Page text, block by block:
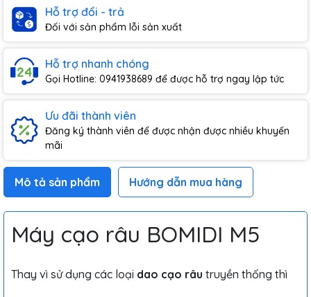
Hỗ trợ đổi - trả
Đối với sản phẩm lỗi sản xuất
Hỗ trợ nhanh chóng
Gọi Hotline: 0941938689 để được hỗ trợ ngay lập tức
Ưu đãi thành viên
Đăng ký thành viên để được nhận được nhiều khuyến
mãi
Mô tả sản phẩm Hướng dẫn mua hàng
Máy cạo râu BOMIDI M5
Thay vì sử dụng các loại dao cạo râu truyền thống thì